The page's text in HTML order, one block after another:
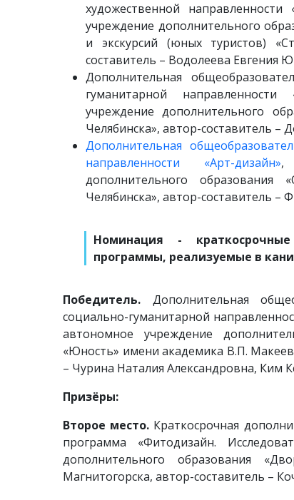
художественной направленности
учреждение дополнительного
и экскурсий (юных туристов)
составитель – Водолеева Евгения
Дополнительная
гуманитарной направленности
учреждение дополнительного
Челябинска», автор-составитель –
Дополнительная
направленности «Арт-дизайн»,
дополнительного образования
Челябинска», автор-составитель –
Номинация - кр
программы, реализуемые в
Победитель. Дополнительная
социально-гуманитарной
автономное учреждение
«Юность» имени академика В.П.
– Чурина Наталия Александровна, Ким
Призёры:
Второе место. Краткосрочная
программа «Фитодизайн.
дополнительного образования
Магнитогорска, автор-составитель –